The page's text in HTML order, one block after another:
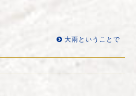
大雨ということで